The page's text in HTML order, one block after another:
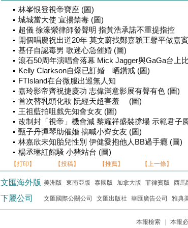
林峯恨登視帝寶座 (圖)
城城當大使 宣揚禁毒 (圖)
超儀 徐濠縈律師發聲明 指黃浩承諾不重提指控
開個唱慶祝出道20年 莫文蔚找鄭嘉穎王馨平做
基仔自認毒男 歌迷心急催婚 (圖)
滾石50周年演唱會落幕 Mick Jagger與GaGa台上
Kelly Clarkson自爆已訂婚 晒鑽戒 (圖)
FTIsland在台微服出巡無人知
嘉玲影帝齊祝捷慶功 志偉滿意影展有聲有色 (圖)
首次替乳頭化妝 阮經天超害羞 (圖)
王祖藍拍咀戲先知會女友 (圖)
改制封「視帝」機會減 黎耀祥盛裝撐場 示範君子
甄子丹彈琴助催婚 搞喊小齊女友 (圖)
林嘉欣未知胎兒性別 伊健愛抱他人BB過手癮 (圖)
楊丞琳紅館騷 小豬站台 (圖)
【打印】 【投稿】 【推薦】 【上一條】
文匯海外版 美洲版 東南亞版 泰國版 加拿大版 菲律賓版 西馬
下屬公司 文匯國際公關公司 文匯出版社 華匯廣告公司 雅典
本報檢索 本報